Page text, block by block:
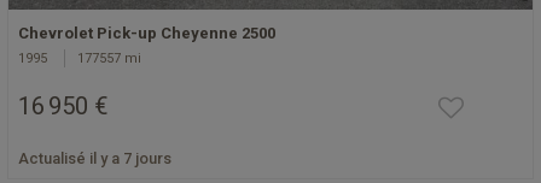
Chevrolet Pick-up Cheyenne 2500
1995 177557 mi
16 950 €
Actualisé il y a 7 jours